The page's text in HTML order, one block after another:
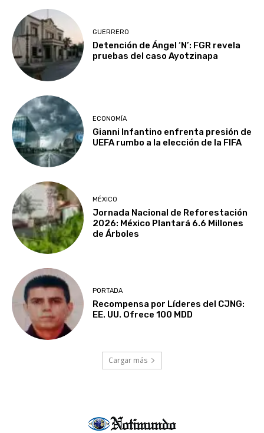
GUERRERO
Detención de Ángel ‘N’: FGR revela
pruebas del caso Ayotzinapa
ECONOMÍA
Gianni Infantino enfrenta presión de
UEFA rumbo a la elección de la FIFA
MÉXICO
Jornada Nacional de Reforestación
2026: México Plantará 6.6 Millones
de Árboles
PORTADA
Recompensa por Líderes del CJNG:
EE. UU. Ofrece 100 MDD
Cargar más